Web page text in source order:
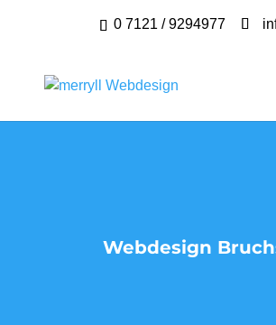
0 7121 / 9294977
Webdesign